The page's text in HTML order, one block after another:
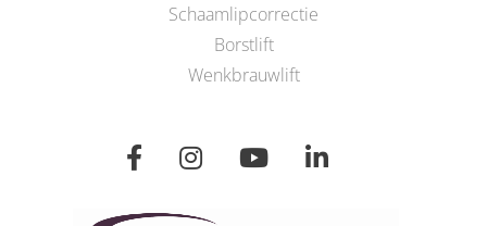
Schaamlipcorrectie
Borstlift
Wenkbrauwlift